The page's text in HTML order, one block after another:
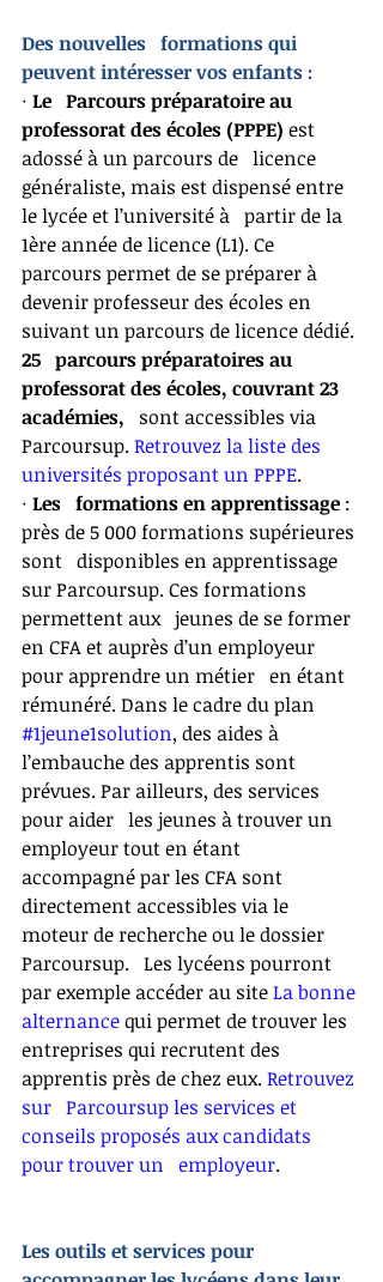
Des nouvelles   formations qui
peuvent intéresser vos enfants :
· Le   Parcours préparatoire au
professorat des écoles (PPPE) est
adossé à un parcours de   licence
généraliste, mais est dispensé entre
le lycée et l’université à   partir de la
1ère année de licence (L1). Ce
parcours permet de se préparer à
devenir professeur des écoles en
suivant un parcours de licence dédié.
25   parcours préparatoires au
professorat des écoles, couvrant 23
académies,
   sont accessibles via
Parcoursup. Retrouvez la liste des
universités proposant un PPPE.
· Les   formations en apprentissage :
près de 5 000 formations supérieures
sont   disponibles en apprentissage
sur Parcoursup. Ces formations
permettent aux   jeunes de se former
en CFA et auprès d’un employeur
pour apprendre un métier   en étant
rémunéré. Dans le cadre du plan
#1jeune1solution, des aides à
l’embauche des apprentis sont
prévues. Par ailleurs, des services
pour aider   les jeunes à trouver un
employeur tout en étant
accompagné par les CFA sont
directement accessibles via le
moteur de recherche ou le dossier
Parcoursup.   Les lycéens pourront
par exemple accéder au site La bonne
alternance qui permet de trouver les
entreprises qui recrutent des
apprentis près de chez eux. Retrouvez
sur   Parcoursup les services et
conseils proposés aux candidats
pour trouver un   employeur.
Les outils et services pour